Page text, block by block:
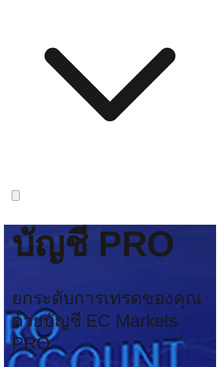
บัญชี PRO
ยกระดับการเทรดของคุณ
ด้วยบัญชี EC Markets
PRO